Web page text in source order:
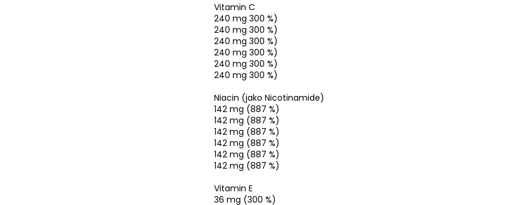
Vitamin C
240 mg 300 %)
240 mg 300 %)
240 mg 300 %)
240 mg 300 %)
240 mg 300 %)
240 mg 300 %)
Niacin (jako Nicotinamide)
142 mg (887 %)
142 mg (887 %)
142 mg (887 %)
142 mg (887 %)
142 mg (887 %)
142 mg (887 %)
Vitamin E
36 mg (300 %)